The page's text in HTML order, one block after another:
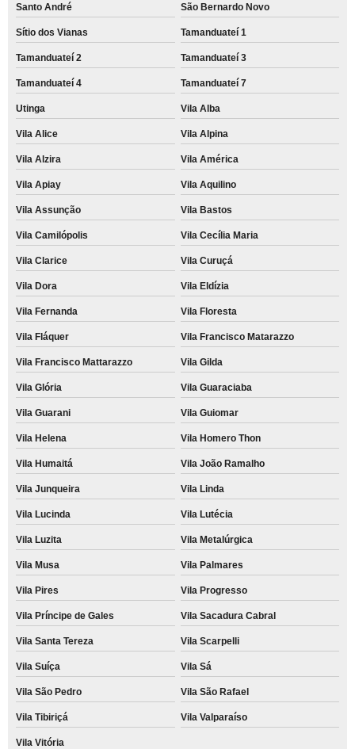
Santo André São Bernardo Novo
Sítio dos Vianas Tamanduateí 1
Tamanduateí 2 Tamanduateí 3
Tamanduateí 4 Tamanduateí 7
Utinga Vila Alba
Vila Alice Vila Alpina
Vila Alzira Vila América
Vila Apiay Vila Aquilino
Vila Assunção Vila Bastos
Vila Camilópolis Vila Cecília Maria
Vila Clarice Vila Curuçá
Vila Dora Vila Eldízia
Vila Fernanda Vila Floresta
Vila Fláquer Vila Francisco Matarazzo
Vila Francisco Mattarazzo Vila Gilda
Vila Glória Vila Guaraciaba
Vila Guarani Vila Guiomar
Vila Helena Vila Homero Thon
Vila Humaitá Vila João Ramalho
Vila Junqueira Vila Linda
Vila Lucinda Vila Lutécia
Vila Luzita Vila Metalúrgica
Vila Musa Vila Palmares
Vila Pires Vila Progresso
Vila Príncipe de Gales Vila Sacadura Cabral
Vila Santa Tereza Vila Scarpelli
Vila Suíça Vila Sá
Vila São Pedro Vila São Rafael
Vila Tibiriçá Vila Valparaíso
Vila Vitória